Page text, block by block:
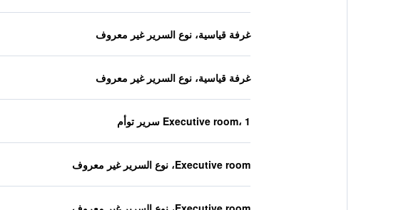
غرفة قياسية، نوع السرير غير معروف
غرفة قياسية، نوع السرير غير معروف
Executive room، 1 سرير توأم
Executive room، نوع السرير غير معروف